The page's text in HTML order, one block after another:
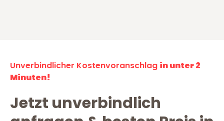
Unverbindlicher Kostenvoranschlag in unter 2
Minuten!
Jetzt unverbindlich